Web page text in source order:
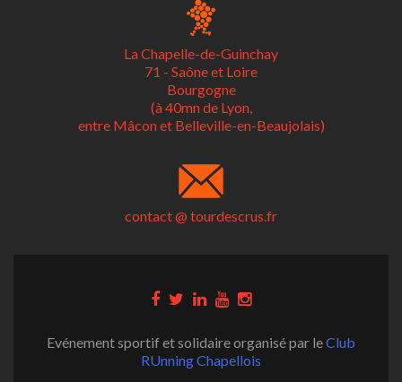
La Chapelle-de-Guinchay
71 - Saône et Loire
Bourgogne
(à 40mn de Lyon,
entre Mâcon et Belleville-en-Beaujolais)
contact @ tourdescrus.fr
Evénement sportif et solidaire organisé par leClub
RUnning Chapellois